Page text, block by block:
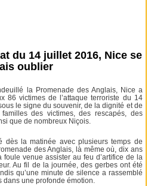
du 14 juillet 2016, Nice se
oublier
la Promenade des Anglais, Nice a
86 victimes de l’attaque terroriste du 14
le signe du souvenir, de la dignité et de
des victimes, des rescapés, des
que de nombreux Niçois.
dès la matinée avec plusieurs temps de
des Anglais, là même où, dix ans
venue assister au feu d’artifice de la
Au fil de la journée, des gerbes ont été
qu’une minute de silence a rassemblé
dans une profonde émotion.